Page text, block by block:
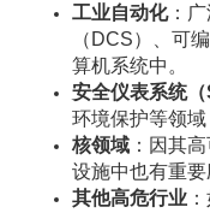
工业自动化：
（DCS）、可
算机系统中。
安全仪表系统（
环境保护等领域
核领域 ：因其
设施中也有重要
其他高危行业